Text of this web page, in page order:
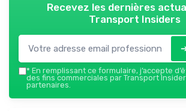
Recevez les dernières
Transport Insiders
* En remplissant ce formulaire, j’accepte
des fins commerciales par Transport
partenaires.